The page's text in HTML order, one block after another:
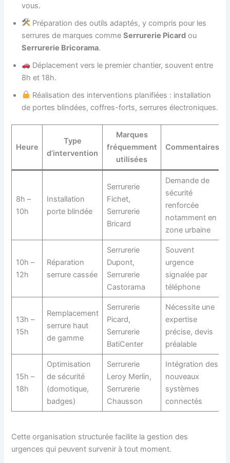
vous.
Préparation des outils adaptés, y compris pour les
serrures de marques commeSerrurerie Picard ou
Serrurerie Bricorama.
Déplacement vers le premier chantier, souvent entre
8h et 18h.
Réalisation des interventions planifiées : installation
de portes blindées, coffres-forts, serrures électroniques.
Heure
Type
d’intervention
Marques
fréquemment
utilisées
Commentaires
8h –
10h
Installation
porte blindée
Serrurerie
Fichet,
Serrurerie
Bricard
Demande de
sécurité
renforcée
notamment en
zone urbaine
10h –
12h
Réparation
serrure cassée
Serrurerie
Dupont,
Serrurerie
Castorama
Souvent
urgence
signalée par
téléphone
13h –
15h
Remplacement
serrure haut
de gamme
Serrurerie
Picard,
Serrurerie
BatiCenter
Nécessite une
expertise
précise, devis
préalable
15h –
18h
Optimisation
de sécurité
(domotique,
badges)
Serrurerie
Leroy Merlin,
Serrurerie
Chausson
Intégration des
nouveaux
systèmes
connectés
Cette organisation structurée facilite la gestion des
urgences qui peuvent survenir à tout moment.